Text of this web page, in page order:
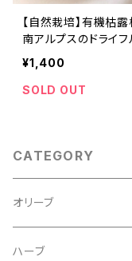
【自然栽培】有機枯
南アルプスのドライ
¥1,400
SOLD OUT
CATEGORY
オリーブ
オリーブオイル
ハーブ